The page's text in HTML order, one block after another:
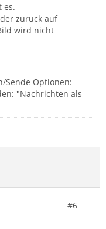
es.
zurück auf
wird nicht
Sende Optionen:
"Nachrichten als
#6